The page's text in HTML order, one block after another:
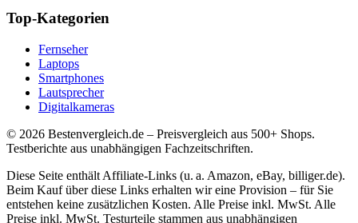
Top-Kategorien
Fernseher
Laptops
Smartphones
Lautsprecher
Digitalkameras
© 2026 Bestenvergleich.de – Preisvergleich aus 500+ Shops.
Testberichte aus unabhängigen Fachzeitschriften.
Diese Seite enthält Affiliate-Links (u. a. Amazon, eBay, billiger.de).
Beim Kauf über diese Links erhalten wir eine Provision – für Sie
entstehen keine zusätzlichen Kosten. Alle Preise inkl. MwSt. Alle
Preise inkl. MwSt. Testurteile stammen aus unabhängigen